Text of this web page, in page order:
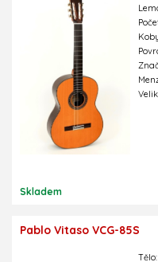
Skladem
Pablo Vitaso VCG-85S